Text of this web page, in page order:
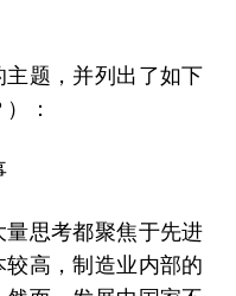
主题，并列出了如下
：
思考都聚焦于先进
高，制造业内部的